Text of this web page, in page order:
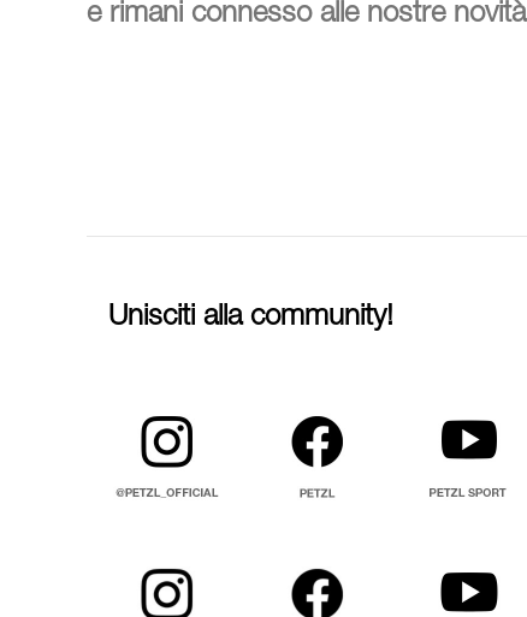
e rimani connesso alle nostre novità
Unisciti alla community!